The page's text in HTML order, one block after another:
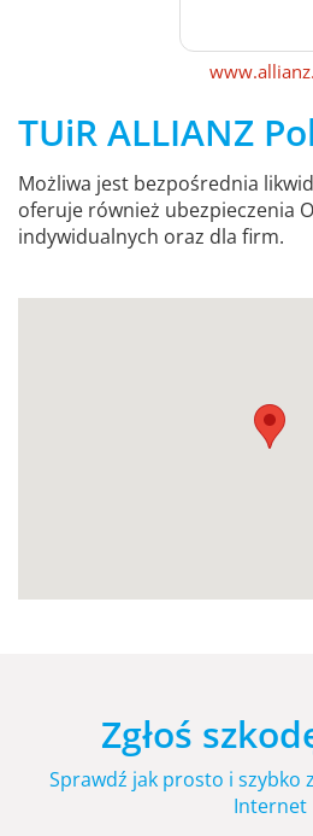
TUiR ALLIANZ
Możliwa jest bezpośrednia
oferuje również ubezpieczenia
indywidualnych oraz dla firm.
Zgłoś
Sprawdź jak prosto i szybko
Internet